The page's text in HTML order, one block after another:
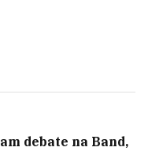
debate na Band,